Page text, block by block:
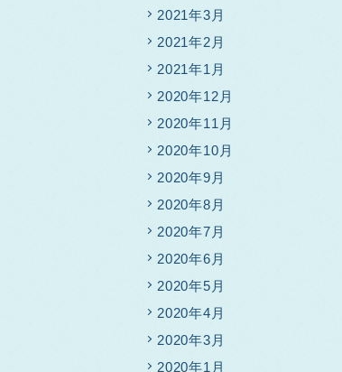
2021年3月
2021年2月
2021年1月
2020年12月
2020年11月
2020年10月
2020年9月
2020年8月
2020年7月
2020年6月
2020年5月
2020年4月
2020年3月
2020年1月